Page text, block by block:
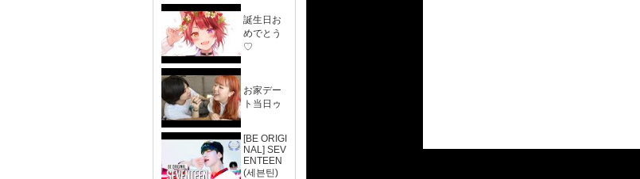
誕生日お
めでとう
♡
お家デー
ト当日ゥ
[BE ORIGI
NAL] SEV
ENTEEN
(세븐틴)